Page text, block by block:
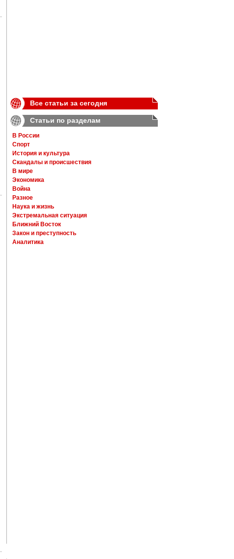
Все статьи за сегодня
Статьи по разделам
В России
Спорт
История и культура
Скандалы и происшествия
В мире
Экономика
Война
Разное
Наука и жизнь
Экстремальная ситуация
Ближний Восток
Закон и преступность
Аналитика